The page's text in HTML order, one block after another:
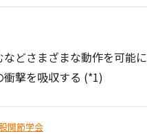
どさまざまな動作を可能
撃を吸収する (*1)
関節学会